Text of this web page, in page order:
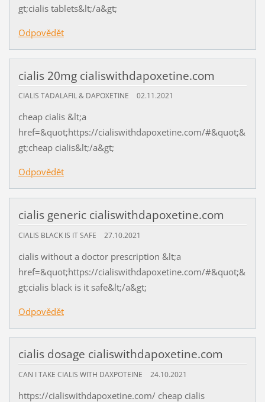
gt;cialis tablets&lt;/a&gt;
Odpovědět
cialis 20mg cialiswithdapoxetine.com
CIALIS TADALAFIL & DAPOXETINE 02.11.2021
cheap cialis &lt;a
href=&quot;https://cialiswithdapoxetine.com/#&quot;&
gt;cheap cialis&lt;/a&gt;
Odpovědět
cialis generic cialiswithdapoxetine.com
CIALIS BLACK IS IT SAFE 27.10.2021
cialis without a doctor prescription &lt;a
href=&quot;https://cialiswithdapoxetine.com/#&quot;&
gt;cialis black is it safe&lt;/a&gt;
Odpovědět
cialis dosage cialiswithdapoxetine.com
CAN I TAKE CIALIS WITH DAXPOTEINE 24.10.2021
https://cialiswithdapoxetine.com/ cheap cialis